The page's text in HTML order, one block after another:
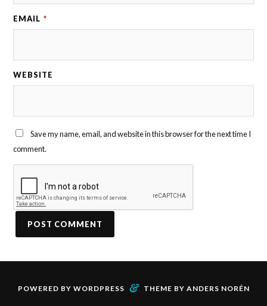
EMAIL *
WEBSITE
Save my name, email, and website in this browser for the next time I
comment.
POWERED BY WORDPRESS & THEME BY ANDERS NORÉN